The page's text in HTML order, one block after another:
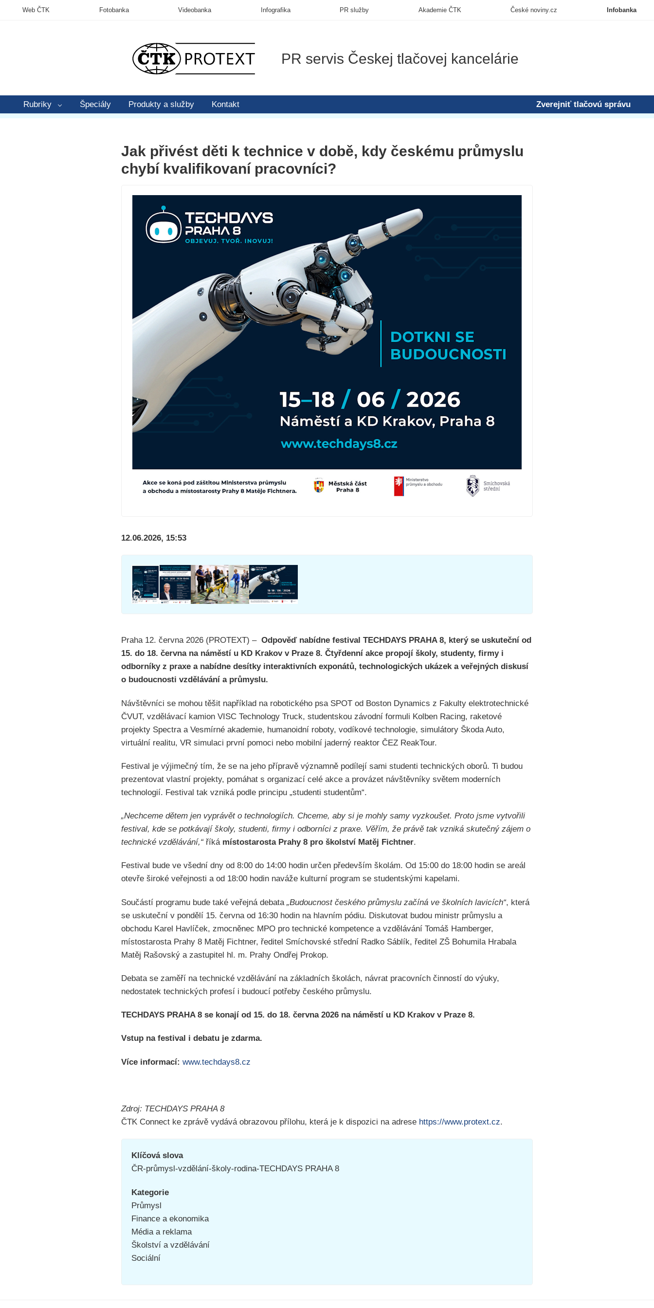
PR servis Českej tlačovej kancelárie
Rubriky Špeciály Produkty a služby Kontakt Zverejniť tlačovú správu
Infobanka
Web ČTK Fotobanka Videobanka Infografika PR služby Akademie ČTK České noviny.cz
Jak přivést děti k technice v době, kdy českému průmyslu
chybí kvalifikovaní pracovníci?
12.06.2026, 15:53
Praha 12. června 2026 (PROTEXT) – Odpověď nabídne festival TECHDAYS PRAHA 8, který se uskuteční od
15. do 18. června na náměstí u KD Krakov v Praze 8. Čtyřdenní akce propojí školy, studenty, firmy i
odborníky z praxe a nabídne desítky interaktivních exponátů, technologických ukázek a veřejných diskusí
o budoucnosti vzdělávání a průmyslu.
Návštěvníci se mohou těšit například na robotického psa SPOT od Boston Dynamics z Fakulty elektrotechnické
ČVUT, vzdělávací kamion VISC Technology Truck, studentskou závodní formuli Kolben Racing, raketové
projekty Spectra a Vesmírné akademie, humanoidní roboty, vodíkové technologie, simulátory Škoda Auto,
virtuální realitu, VR simulaci první pomoci nebo mobilní jaderný reaktor ČEZ ReakTour.
Festival je výjimečný tím, že se na jeho přípravě významně podílejí sami studenti technických oborů. Ti budou
prezentovat vlastní projekty, pomáhat s organizací celé akce a provázet návštěvníky světem moderních
technologií. Festival tak vzniká podle principu „studenti studentům“.
„Nechceme dětem jen vyprávět o technologiích. Chceme, aby si je mohly samy vyzkoušet. Proto jsme vytvořili
festival, kde se potkávají školy, studenti, firmy i odborníci z praxe. Věřím, že právě tak vzniká skutečný zájem o
technické vzdělávání,“ říká místostarosta Prahy 8 pro školství Matěj Fichtner.
Festival bude ve všední dny od 8:00 do 14:00 hodin určen především školám. Od 15:00 do 18:00 hodin se areál
otevře široké veřejnosti a od 18:00 hodin naváže kulturní program se studentskými kapelami.
Součástí programu bude také veřejná debata „Budoucnost českého průmyslu začíná ve školních lavicích“, která
se uskuteční v pondělí 15. června od 16:30 hodin na hlavním pódiu. Diskutovat budou ministr průmyslu a
obchodu Karel Havlíček, zmocněnec MPO pro technické kompetence a vzdělávání Tomáš Hamberger,
místostarosta Prahy 8 Matěj Fichtner, ředitel Smíchovské střední Radko Sáblík, ředitel ZŠ Bohumila Hrabala
Matěj Rašovský a zastupitel hl. m. Prahy Ondřej Prokop.
Debata se zaměří na technické vzdělávání na základních školách, návrat pracovních činností do výuky,
nedostatek technických profesí i budoucí potřeby českého průmyslu.
TECHDAYS PRAHA 8 se konají od 15. do 18. června 2026 na náměstí u KD Krakov v Praze 8.
Vstup na festival i debatu je zdarma.
Více informací: www.techdays8.cz
Zdroj: TECHDAYS PRAHA 8
ČTK Connect ke zprávě vydává obrazovou přílohu, která je k dispozici na adrese https://www.protext.cz.
Klíčová slova
ČR-průmysl-vzdělání-školy-rodina-TECHDAYS PRAHA 8
Kategorie
Průmysl
Finance a ekonomika
Média a reklama
Školství a vzdělávání
Sociální